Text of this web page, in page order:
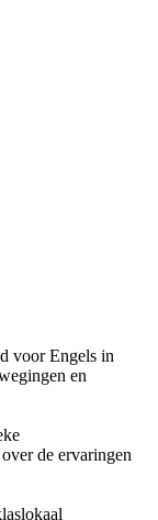
voor Engels in
en
de ervaringen